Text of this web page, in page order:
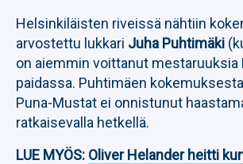
Helsinkiläisten riveissä nähtiin
arvostettu lukkari Juha Puhtimäki
on aiemmin voittanut mestaruuksia
paidassa. Puhtimäen
Puna-Mustat ei onnistunut
ratkaisevalla hetkellä.
LUE MYÖS: Oliver Helander heitti